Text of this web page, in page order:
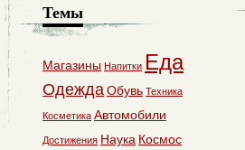
Темы
Магазины Напитки Еда
ОдеждаОбувь Техника
Косметика Автомобили
Достижения Наука Космос